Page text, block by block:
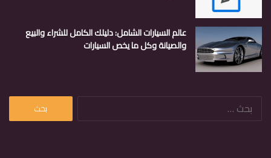
عالم السيارات الشامل: دليلك الكامل للشراء والبيع
والصيانة وكل ما يخص السيارات
البحث